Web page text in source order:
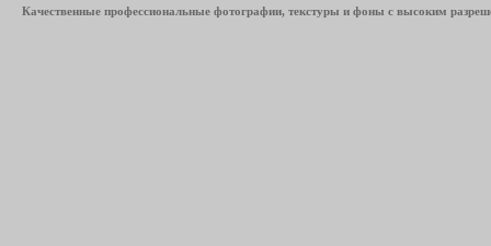
Качественные профессиональные фотографии, текстуры и фоны с высоким